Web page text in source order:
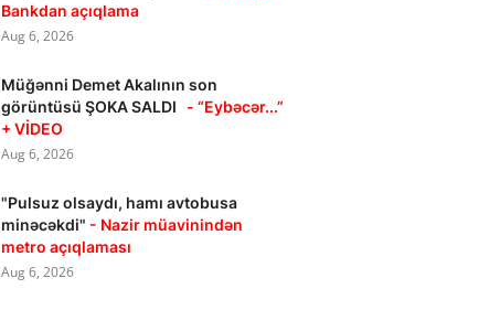
Bankdan açıqlama
Aug 6, 2026
Müğənni Demet Akalının son
görüntüsü ŞOKA SALDI - “Eybəcər...”
+ VİDEO
Aug 6, 2026
"Pulsuz olsaydı, hamı avtobusa
minəcəkdi" - Nazir müavinindən
metro açıqlaması
Aug 6, 2026